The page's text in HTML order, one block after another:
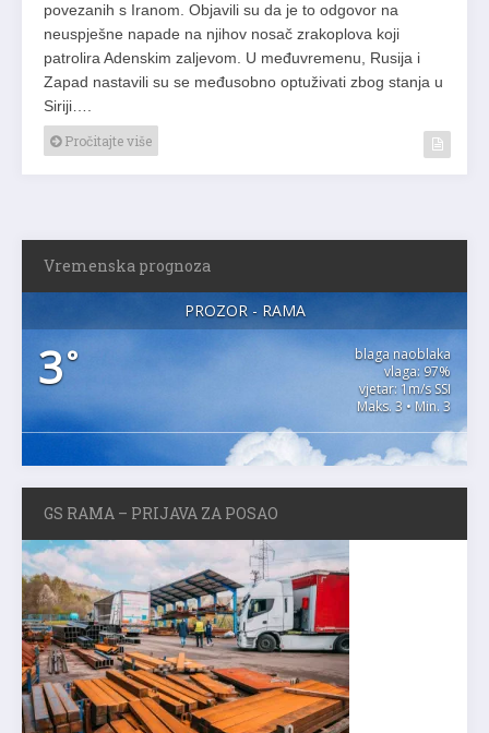
povezanih s Iranom. Objavili su da je to odgovor na
neuspješne napade na njihov nosač zrakoplova koji
patrolira Adenskim zaljevom. U međuvremenu, Rusija i
Zapad nastavili su se međusobno optuživati zbog stanja u
Siriji….
Pročitajte više
Vremenska prognoza
PROZOR - RAMA
3°
blaga naoblaka
vlaga: 97%
vjetar: 1m/s SSI
Maks. 3 • Min. 3
GS RAMA – PRIJAVA ZA POSAO